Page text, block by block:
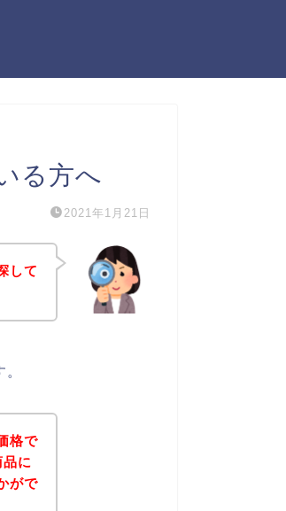
る方へ
2021年1月21日
して
格で
に
がで